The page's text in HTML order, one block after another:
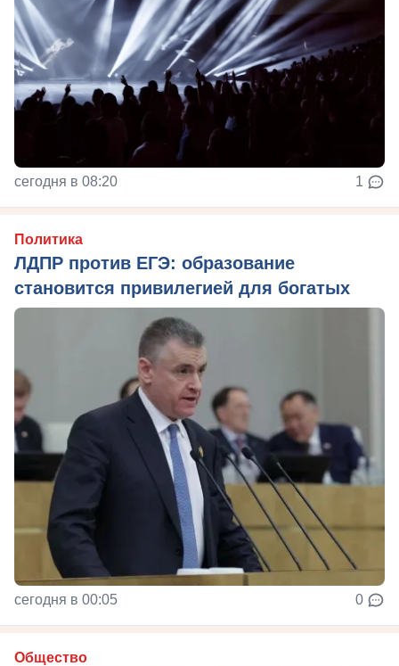
сегодня в 08:20 1
Политика
ЛДПР против ЕГЭ: образование
становится привилегией для богатых
сегодня в 00:05 0
Общество